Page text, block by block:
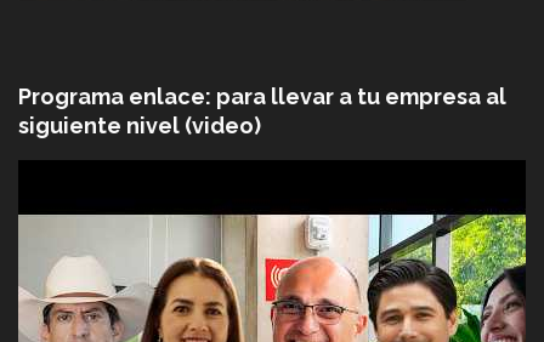
Programa enlace: para llevar a tu empresa al
siguiente nivel (video)